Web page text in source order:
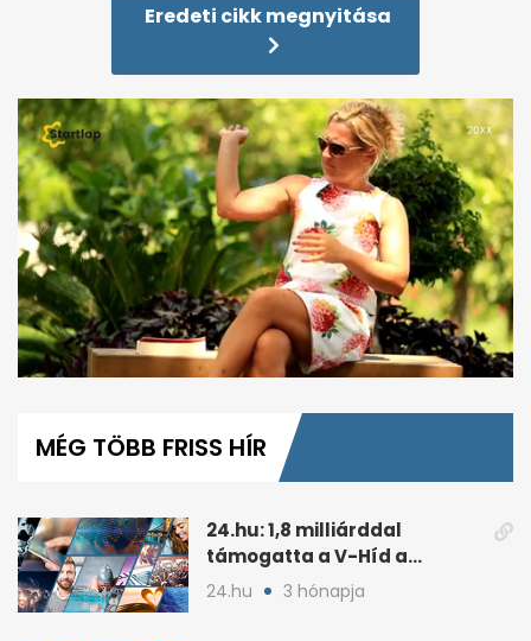
Eredeti cikk megnyitása
54
seconds
MÉG TÖBB FRISS HÍR
24.hu: 1,8 milliárddal
támogatta a V-Híd a
Fideszhez kötött alapítványt
24.hu 3 hónapja